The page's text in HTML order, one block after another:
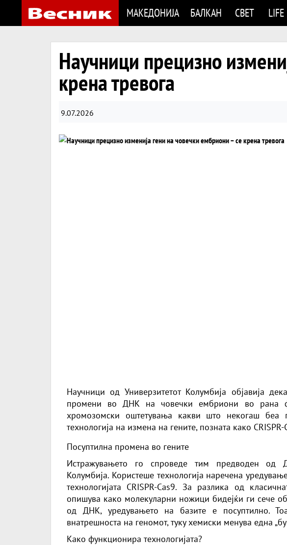
МАКЕДОНИЈА БАЛКАН СВЕТ LIFE
Научници прецизно
крена тревога
9.07.2026
Научници од Универзитетот Колумбија објавија
промени во ДНК на човечки ембриони во рана
хромозомски оштетувања какви што некогаш беа
технологија на изменa на гeните, познатa како CRISPR-
Посуптилна промена во гените
Истражувањето го спроведе тим предводен од
Колумбија. Користеше технологија наречена
технологијата CRISPR-Cas9. За разлика од
опишува како молекуларни ножици бидејќи ги сече
од ДНК, уредувањето на базите е посуптилно.
внатрешноста на геномот, туку хемиски менува една
Како функционира технологијата?